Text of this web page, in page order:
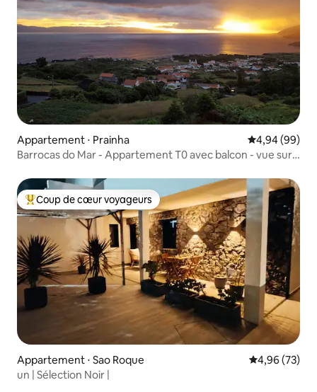
Appartement ⋅ Prainha Évaluation
4,94 (99)
Barrocas do Mar - Appartement T0 avec balcon - vue sur
Coups de cœur voyageurs les plus appréciés
Coup de cœur voyageurs
Appartement ⋅ Sao Roque Évaluation
4,96 (73)
un | Sélection Noir |